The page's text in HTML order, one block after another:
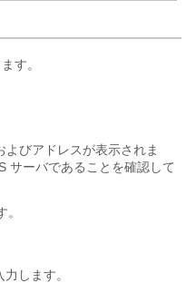
す。
びアドレスが表示されま
サーバであることを確認して
します。